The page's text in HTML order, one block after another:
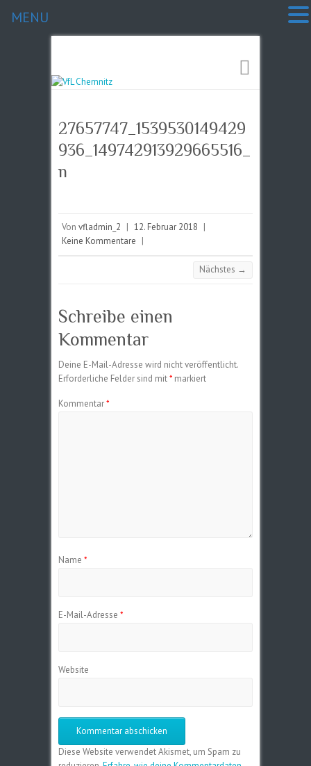
27657747_1539530149429
936_149742913929665516_
n
Von vfladmin_2 | 12. Februar 2018 |
Keine Kommentare |
Nächstes →
Schreibe einen
Kommentar
Deine E-Mail-Adresse wird nicht veröffentlicht.
Erforderliche Felder sind mit* markiert
Kommentar*
Name *
E-Mail-Adresse *
Website
Diese Website verwendet Akismet, um Spam zu
MENU